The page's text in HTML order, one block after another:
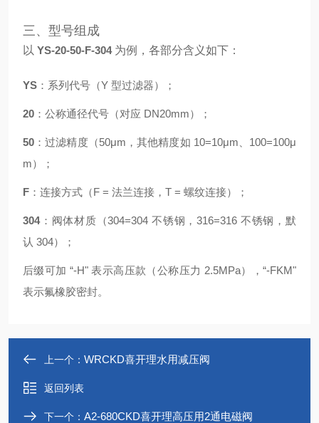
三、型号组成
以 YS-20-50-F-304为例，各部分含义如下：
YS ：系列代号（Y 型过滤器）；
20 ：公称通径代号（对应 DN20mm）；
50 ：过滤精度（50μm，其他精度如 10=10μm、100=100μ
m）；
F ：连接方式（F = 法兰连接，T = 螺纹连接）；
304：阀体材质（304=304 不锈钢，316=316 不锈钢，默
认 304）；
后缀可加 “-H" 表示高压款（公称压力 2.5MPa），“-FKM"
表示氟橡胶密封。
上一个： WRCKD喜开理水用减压阀
返回列表
下一个： A2-680CKD喜开理高压用2通电磁阀